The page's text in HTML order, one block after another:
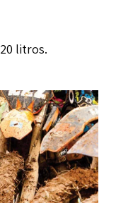
litros.